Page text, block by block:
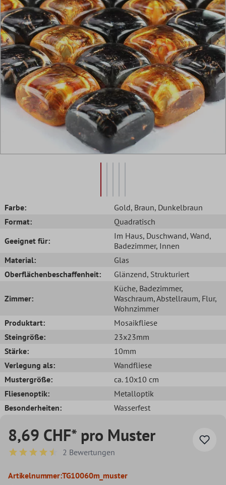
Farbe: Gold, Braun, Dunkelbraun
Format:
Quadratisch
Geeignet für:
Im Haus, Duschwand, Wand,
Badezimmer, Innen
Material:
Glas
Oberflächenbeschaffenheit:
Glänzend, Strukturiert
Zimmer:
Küche, Badezimmer,
Waschraum, Abstellraum, Flur,
Wohnzimmer
Produktart:
Mosaikfliese
Steingröße:
23x23mm
Stärke:
10mm
Verlegung als:
Wandfliese
Mustergröße:
ca. 10x10 cm
Fliesenoptik:
Metalloptik
Besonderheiten:
Wasserfest
8,69 CHF* pro Muster
Durchschnittliche Bewertung von 4.5 von 5 Sternen
2 Bewertungen
Artikelnummer:TG10060m_muster